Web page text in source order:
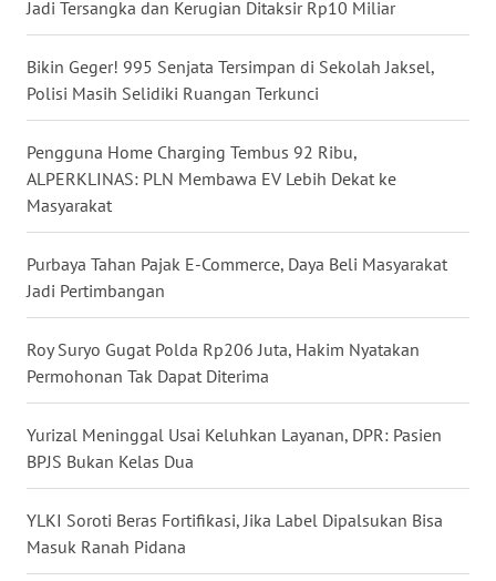
Jadi Tersangka dan Kerugian Ditaksir Rp10 Miliar
Bikin Geger! 995 Senjata Tersimpan di Sekolah Jaksel,
Polisi Masih Selidiki Ruangan Terkunci
Pengguna Home Charging Tembus 92 Ribu,
ALPERKLINAS: PLN Membawa EV Lebih Dekat ke
Masyarakat
Purbaya Tahan Pajak E-Commerce, Daya Beli Masyarakat
Jadi Pertimbangan
Roy Suryo Gugat Polda Rp206 Juta, Hakim Nyatakan
Permohonan Tak Dapat Diterima
Yurizal Meninggal Usai Keluhkan Layanan, DPR: Pasien
BPJS Bukan Kelas Dua
YLKI Soroti Beras Fortifikasi, Jika Label Dipalsukan Bisa
Masuk Ranah Pidana
WN
JATIM
WN
BALI
WN
KALBAR
WN
KALTENG
WN
KALTARA